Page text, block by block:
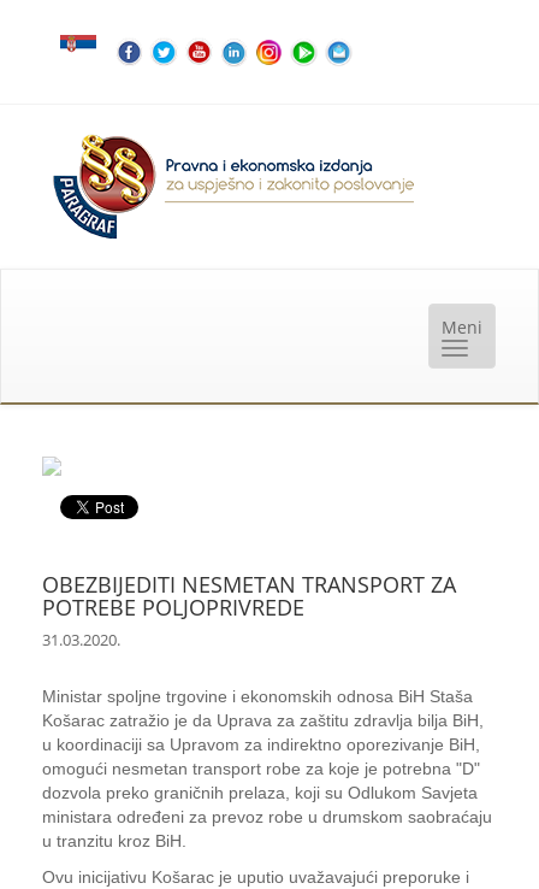
OBEZBIJEDITI NESMETAN TRANSPORT ZA
POTREBE POLJOPRIVREDE
31.03.2020.
Ministar spoljne trgovine i ekonomskih odnosa BiH Staša
Košarac zatražio je da Uprava za zaštitu zdravlja bilja BiH,
u koordinaciji sa Upravom za indirektno oporezivanje BiH,
omogući nesmetan transport robe za koje je potrebna "D"
dozvola preko graničnih prelaza, koji su Odlukom Savjeta
ministara određeni za prevoz robe u drumskom saobraćaju
u tranzitu kroz BiH.
Ovu inicijativu Košarac je uputio uvažavajući preporuke i